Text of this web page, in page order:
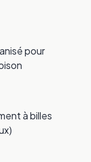
pour
à billes